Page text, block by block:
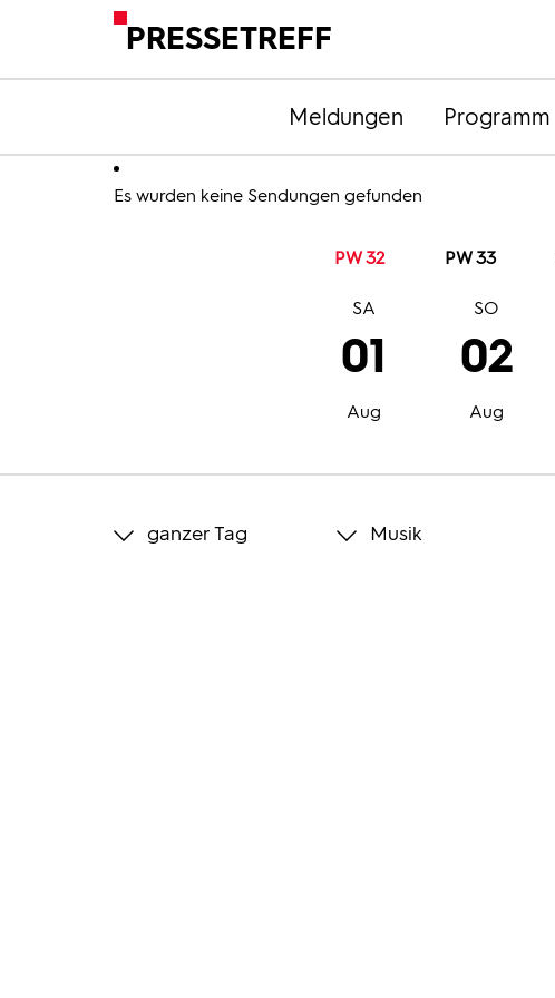
PRESSETREFF
Meldungen Programm
Es wurden keine Sendungen gefunden
PW 32 PW 33
01
Aug
SA
02
Aug
SO
ganzer Tag Musik